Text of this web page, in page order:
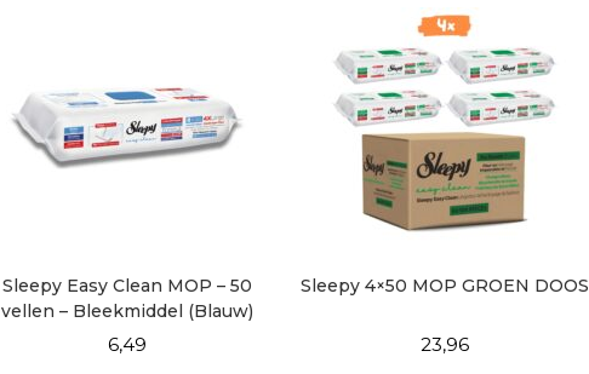
Sleepy Easy Clean MOP – 50
vellen – Bleekmiddel (Blauw)
6,49
Sleepy 4×50 MOP GROEN DOOS
23,96